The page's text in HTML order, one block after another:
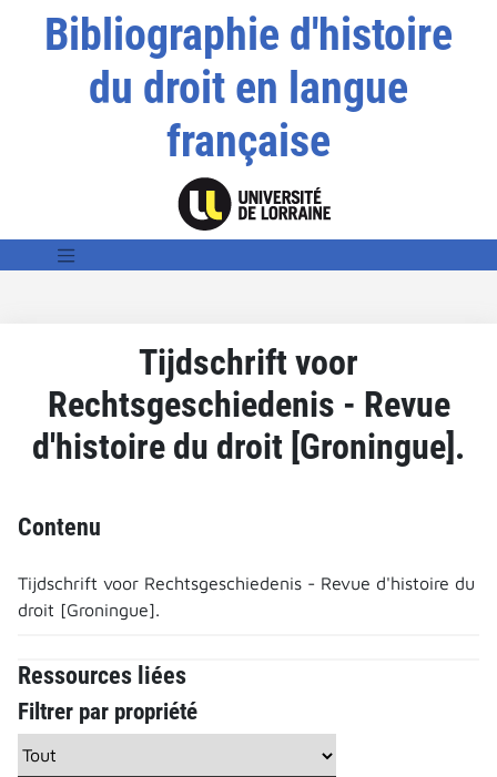
Bibliographie d'histoire
du droit en langue
française
Tijdschrift voor
Rechtsgeschiedenis - Revue
d'histoire du droit [Groningue].
Contenu
Tijdschrift voor Rechtsgeschiedenis - Revue d'histoire du
droit [Groningue].
Ressources liées
Filtrer par propriété